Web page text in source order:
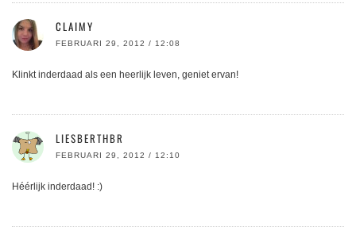
CLAIMY
FEBRUARI 29, 2012 / 12:08
Klinkt inderdaad als een heerlijk leven, geniet ervan!
LIESBERTHBR
FEBRUARI 29, 2012 / 12:10
Héérlijk inderdaad! :)